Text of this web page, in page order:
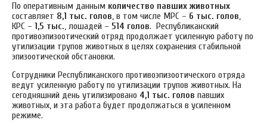
По оперативным данным количество павших животных
составляет 8,1 тыс. голов, в том числе МРС – 6 тыс. голов,
КРС – 1,5 тыс., лошадей – 514 голов. Республиканский
противоэпизоотический отряд продолжает усиленную работу по
утилизации трупов животных в целях сохранения стабильной
эпизоотической обстановки.
Сотрудники Республиканского противоэпизоотического отряда
ведут усиленную работу по утилизации трупов животных. На
сегодняшний день утилизировано 4,1 тыс. голов павших
животных, и эта работа будет продолжаться в усиленном
режиме.